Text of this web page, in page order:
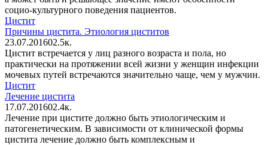
социо-культурного поведения пациентов.
Цистит
Причины цистита. Этиология циститов
23.07.201602.5к.
Цистит встречается у лиц разного возраста и пола, но
практически на протяжении всей жизни у женщин инфекции
мочевых путей встречаются значительно чаще, чем у мужчин.
Цистит
Лечение цистита
17.07.201602.4к.
Лечение при цистите должно быть этиологическим и
патогенетическим. В зависимости от клинической формы
цистита лечение должно быть комплексным и